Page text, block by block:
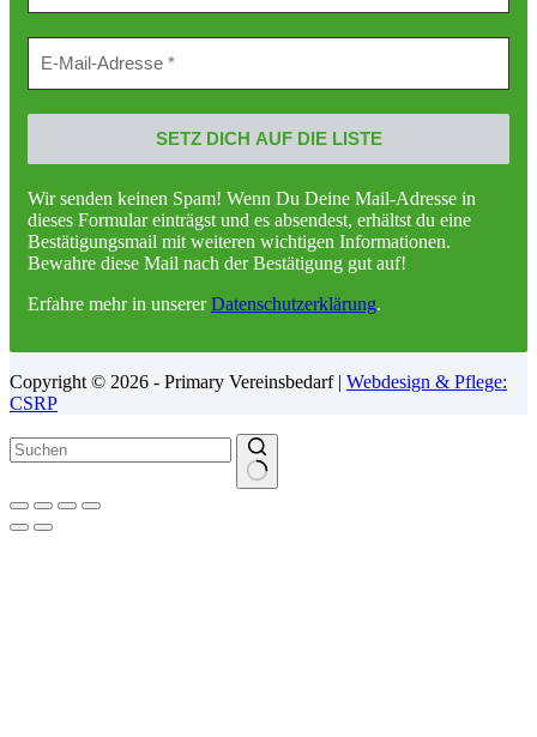
Wir senden keinen Spam! Wenn Du Deine Mail-Adresse in
dieses Formular einträgst und es absendest, erhältst du eine
Bestätigungsmail mit weiteren wichtigen Informationen.
Bewahre diese Mail nach der Bestätigung gut auf!
Erfahre mehr in unsererDatenschutzerklärung.
Copyright © 2026 - Primary Vereinsbedarf | Webdesign & Pflege:
CSRP
Keine
Ergebnisse